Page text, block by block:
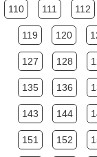
110 111 112
119 120
127 128
135 136
143 144
151 152